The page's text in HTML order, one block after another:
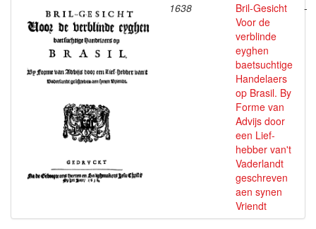
1638
Bril-Gesicht
Voor de
verblinde
eyghen
baetsuchtige
Handelaers
op Brasil. By
Forme van
Advijs door
een Lief-
hebber van't
Vaderlandt
geschreven
aen synen
Vriendt
-